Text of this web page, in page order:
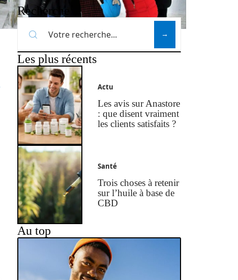
Recherche
Les plus récents
Actu
Les avis sur Anastore
: que disent vraiment
les clients satisfaits ?
Santé
Trois choses à retenir
sur l’huile à base de
CBD
Au top